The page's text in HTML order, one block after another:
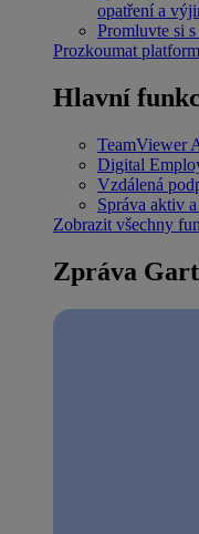
opatření a
Promluvte si
Prozkoumat
Hlavní
TeamViewer
Digital
Vzdálená
Správa aktiv
Zobrazit všechny
Zpráva